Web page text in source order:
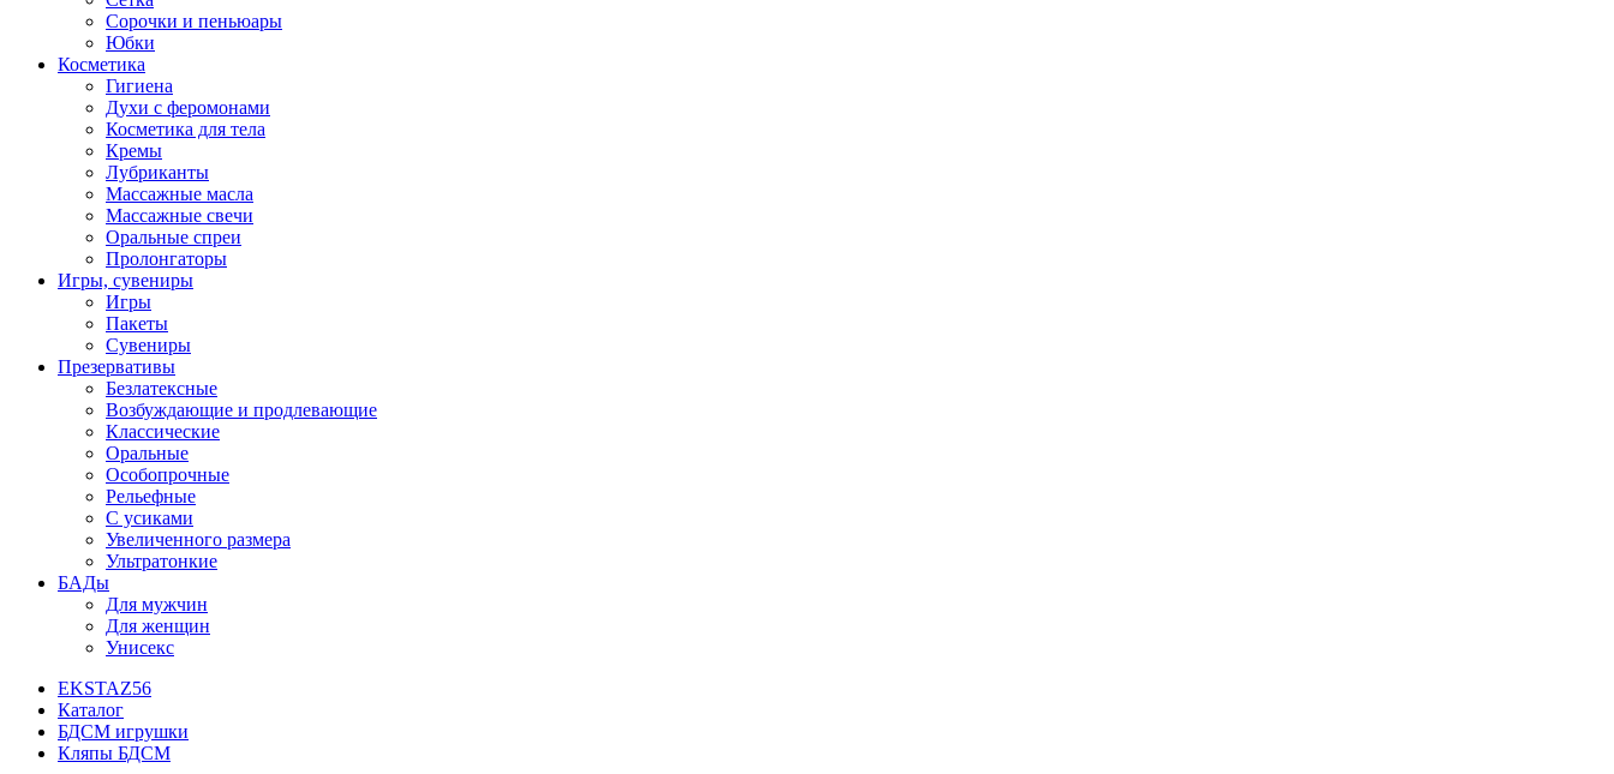
Сорочки и пеньюары
Юбки
Косметика
Гигиена
Духи с феромонами
Косметика для тела
Кремы
Лубриканты
Массажные масла
Массажные свечи
Оральные спреи
Пролонгаторы
Игры, сувениры
Игры
Пакеты
Сувениры
Презервативы
Безлатексные
Возбуждающие и продлевающие
Классические
Оральные
Особопрочные
Рельефные
С усиками
Увеличенного размера
Ультратонкие
БАДы
Для мужчин
Для женщин
Унисекс
EKSTAZ56
Каталог
БДСМ игрушки
Кляпы БДСМ